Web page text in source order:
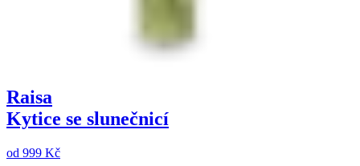
Raisa
Kytice se slunečnicí
od 999 Kč